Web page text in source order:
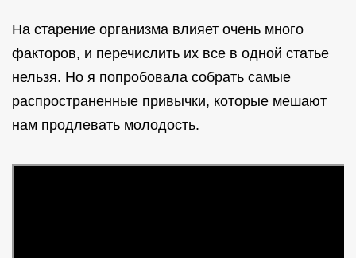
На старение организма влияет очень много
факторов, и перечислить их все в одной статье
нельзя. Но я попробовала собрать самые
распространенные привычки, которые мешают
нам продлевать молодость.